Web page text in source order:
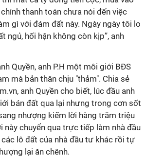
thanh toán chưa nói đến việc
gì với đám đất này. Ngày ngày tôi lo
ngủ, hối hận không còn kịp”, anh
Quyền, anh P.H một môi giới BĐS
mà bản thân chịu "thảm". Chia sẻ
anh Quyền cho biết, lúc đầu anh
bán đất qua lại nhưng trong cơn sốt
nhượng kiếm lời hàng trăm triệu
này chuyển qua trực tiếp làm nhà đầu
lô đất của nhà đầu tư khác rồi tự
lại ăn chênh.